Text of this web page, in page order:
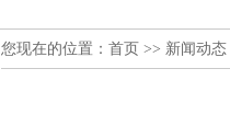
您现在的位置： 首页 >> 新闻动态